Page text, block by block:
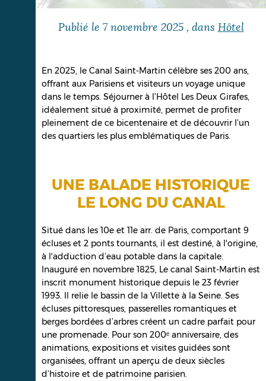
Publié le 7 novembre 2025 , dans Hôtel
En 2025, le Canal Saint-Martin célèbre ses 200 ans,
offrant aux Parisiens et visiteurs un voyage unique
dans le temps. Séjourner à l’Hôtel Les Deux Girafes,
idéalement situé à proximité, permet de profiter
pleinement de ce bicentenaire et de découvrir l’un
des quartiers les plus emblématiques de Paris.
UNE BALADE HISTORIQUE
LE LONG DU CANAL
Situé dans les 10e et 11e arr. de Paris, comportant 9
écluses et 2 ponts tournants, il est destiné, à l'origine,
à l'adduction d’eau potable dans la capitale.
Inauguré en novembre 1825, Le canal Saint-Martin est
inscrit monument historique depuis le 23 février
1993. Il relie le bassin de la Villette à la Seine. Ses
écluses pittoresques, passerelles romantiques et
berges bordées d’arbres créent un cadre parfait pour
une promenade. Pour son 200ᵉ anniversaire, des
animations, expositions et visites guidées sont
organisées, offrant un aperçu de deux siècles
d’histoire et de patrimoine parisien.